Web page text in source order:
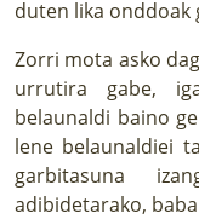
duten lika onddoak
Zorri mota asko
urrutira gabe,
belaunaldi baino
lene belaunaldiei
garbitasuna
adibidetarako,